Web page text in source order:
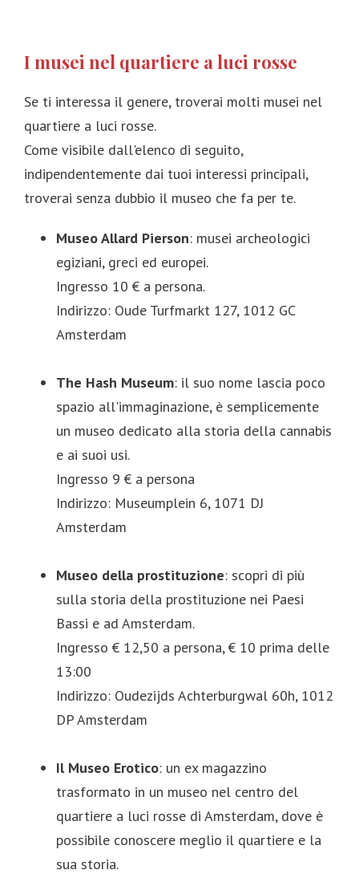
I musei nel quartiere a luci rosse
Se ti interessa il genere, troverai molti musei nel
quartiere a luci rosse.
Come visibile dall'elenco di seguito,
indipendentemente dai tuoi interessi principali,
troverai senza dubbio il museo che fa per te.
Museo Allard Pierson: musei archeologici
egiziani, greci ed europei.
Ingresso 10 € a persona.
Indirizzo: Oude Turfmarkt 127, 1012 GC
Amsterdam
The Hash Museum: il suo nome lascia poco
spazio all'immaginazione, è semplicemente
un museo dedicato alla storia della cannabis
e ai suoi usi.
Ingresso 9 € a persona
Indirizzo: Museumplein 6, 1071 DJ
Amsterdam
Museo della prostituzione: scopri di più
sulla storia della prostituzione nei Paesi
Bassi e ad Amsterdam.
Ingresso € 12,50 a persona, € 10 prima delle
13:00
Indirizzo: Oudezijds Achterburgwal 60h, 1012
DP Amsterdam
Il Museo Erotico: un ex magazzino
trasformato in un museo nel centro del
quartiere a luci rosse di Amsterdam, dove è
possibile conoscere meglio il quartiere e la
sua storia.